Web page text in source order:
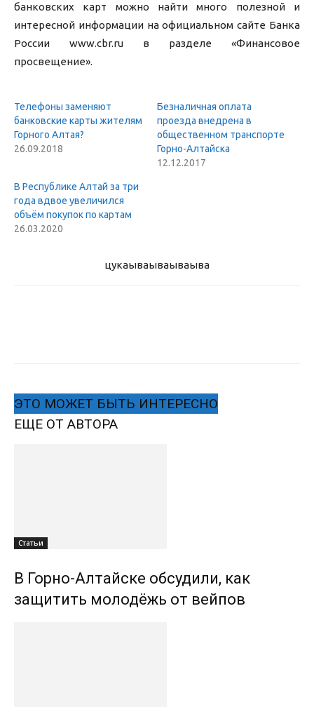
банковских карт можно найти много полезной и
интересной информации на официальном сайте Банка
России www.cbr.ru в разделе «Финансовое
просвещение».
Телефоны заменяют
банковские карты жителям
Горного Алтая?
26.09.2018
Безналичная оплата
проезда внедрена в
общественном транспорте
Горно-Алтайска
12.12.2017
В Республике Алтай за три
года вдвое увеличился
объём покупок по картам
26.03.2020
цукаываываываыва
ЭТО МОЖЕТ БЫТЬ ИНТЕРЕСНО
ЕЩЕ ОТ АВТОРА
Статьи
В Горно-Алтайске обсудили, как
защитить молодёжь от вейпов